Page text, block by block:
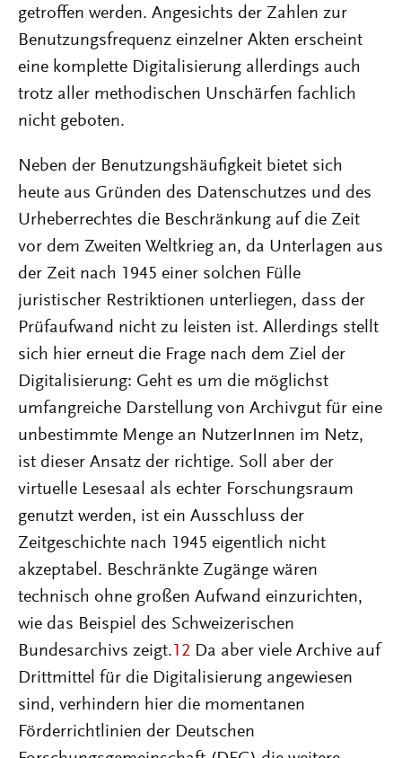
getroffen werden. Angesichts der Zahlen zur
Benutzungsfrequenz einzelner Akten erscheint
eine komplette Digitalisierung allerdings auch
trotz aller methodischen Unschärfen fachlich
nicht geboten.
Neben der Benutzungshäufigkeit bietet sich
heute aus Gründen des Datenschutzes und des
Urheberrechtes die Beschränkung auf die Zeit
vor dem Zweiten Weltkrieg an, da Unterlagen aus
der Zeit nach 1945 einer solchen Fülle
juristischer Restriktionen unterliegen, dass der
Prüfaufwand nicht zu leisten ist. Allerdings stellt
sich hier erneut die Frage nach dem Ziel der
Digitalisierung: Geht es um die möglichst
umfangreiche Darstellung von Archivgut für eine
unbestimmte Menge an NutzerInnen im Netz,
ist dieser Ansatz der richtige. Soll aber der
virtuelle Lesesaal als echter Forschungsraum
genutzt werden, ist ein Ausschluss der
Zeitgeschichte nach 1945 eigentlich nicht
akzeptabel. Beschränkte Zugänge wären
technisch ohne großen Aufwand einzurichten,
wie das Beispiel des Schweizerischen
Bundesarchivs zeigt. 12 Da aber viele Archive auf
Drittmittel für die Digitalisierung angewiesen
sind, verhindern hier die momentanen
Förderrichtlinien der Deutschen